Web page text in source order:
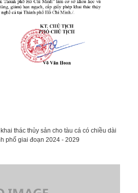
thác thủy sản cho tàu cá có chiều dài
phố giai đoạn 2024 - 2029